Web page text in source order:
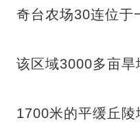
奇台农场30连位于
该区域3000多亩
1700米的平缓丘